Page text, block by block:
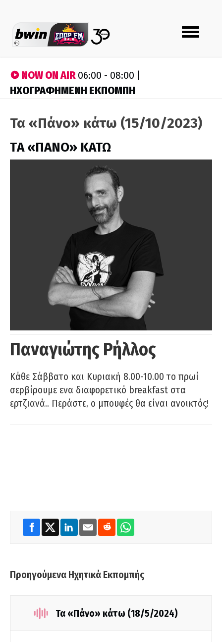
Toggle
navigation
NOW ON AIR06:00 - 08:00 |
ΗΧΟΓΡΑΦΗΜΕΝΗ ΕΚΠΟΜΠΗ
Τα «Πάνο» κάτω (15/10/2023)
ΤA «ΠΑΝΟ» ΚΑΤΩ
Παναγιώτης Ρήλλος
Κάθε Σάββατο και Κυριακή 8.00-10.00 το πρωί
σερβίρουμε ενα διαφορετικό breakfast στα
ερτζιανά.. Περάστε, ο μπουφές θα είναι ανοικτός!
Προηγούμενα Ηχητικά Εκπομπής
Τα «Πάνο» κάτω (18/5/2024)